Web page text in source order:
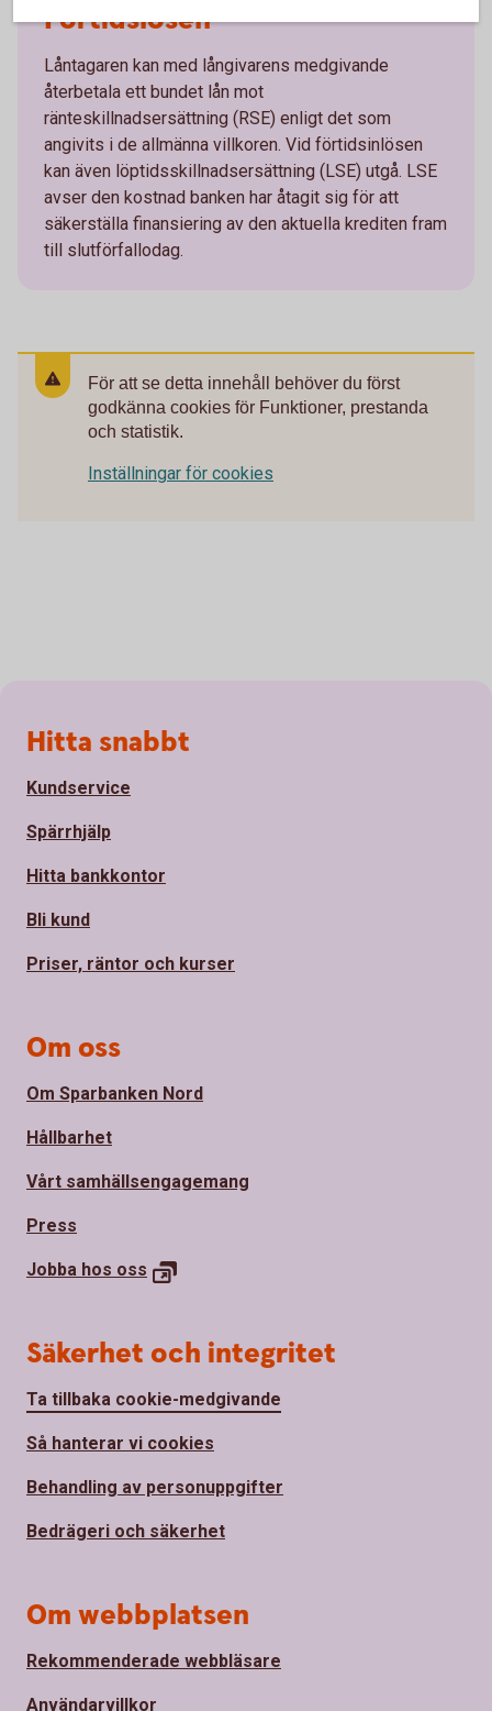
Förtidslösen
Låntagaren kan med långivarens medgivande
återbetala ett bundet lån mot
ränteskillnadsersättning (RSE) enligt det som
angivits i de allmänna villkoren. Vid förtidsinlösen
kan även löptidsskillnadsersättning (LSE) utgå. LSE
avser den kostnad banken har åtagit sig för att
säkerställa finansiering av den aktuella krediten fram
till slutförfallodag.
För att se detta innehåll behöver du först
godkänna cookies för Funktioner, prestanda
och statistik.
Inställningar för cookies
Sidfot
Hitta snabbt
Kundservice
Spärrhjälp
Hitta bankkontor
Bli kund
Priser, räntor och kurser
Om oss
Om Sparbanken Nord
Hållbarhet
Vårt samhällsengagemang
Press
Jobba hos oss
Säkerhet och integritet
Ta tillbaka cookie-medgivande
Så hanterar vi cookies
Behandling av personuppgifter
Bedrägeri och säkerhet
Om webbplatsen
Rekommenderade webbläsare
Användarvillkor